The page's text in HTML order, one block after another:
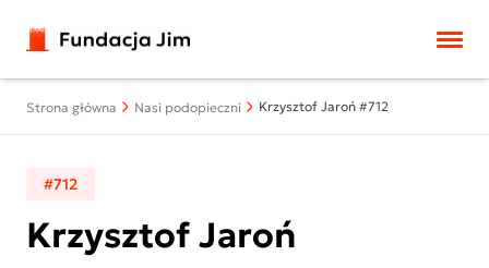
Strona główna Nasi podopieczni Krzysztof Jaroń #712
#712
Krzysztof Jaroń